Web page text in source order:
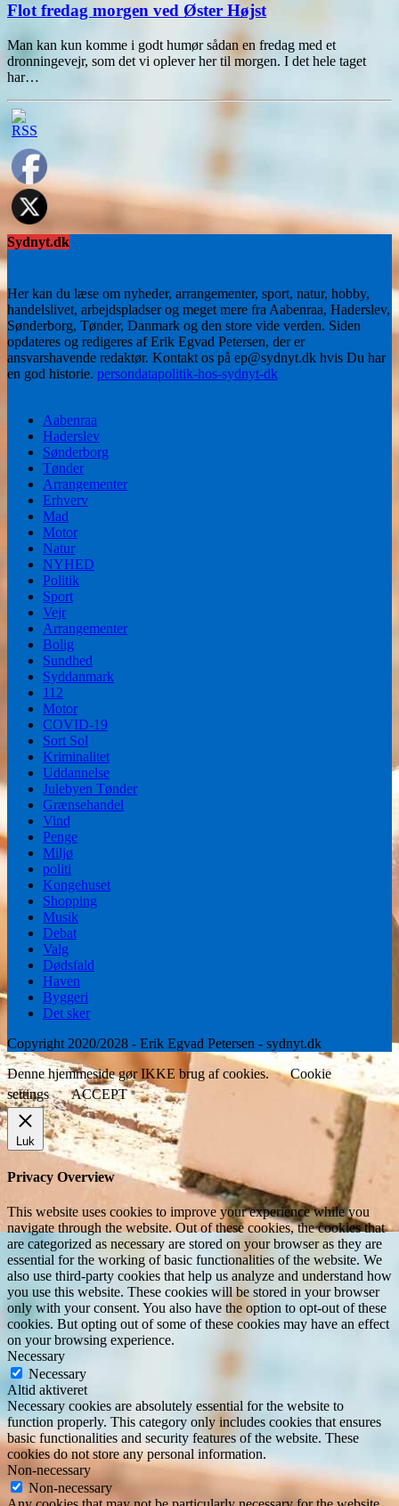
Flot fredag morgen ved Øster Højst
Man kan kun komme i godt humør sådan en fredag med et
dronningevejr, som det vi oplever her til morgen. I det hele taget
har…
Sydnyt.dk
Her kan du læse om nyheder, arrangementer, sport, natur, hobby,
handelslivet, arbejdspladser og meget mere fra Aabenraa, Haderslev,
Sønderborg, Tønder, Danmark og den store vide verden. Siden
opdateres og redigeres af Erik Egvad Petersen, der er
ansvarshavende redaktør. Kontakt os på ep@sydnyt.dk hvis Du har
en god historie. persondatapolitik-hos-sydnyt-dk
Aabenraa
Haderslev
Sønderborg
Tønder
Arrangementer
Erhverv
Mad
Motor
Natur
NYHED
Politik
Sport
Vejr
Arrangementer
Bolig
Sundhed
Syddanmark
112
Motor
COVID-19
Sort Sol
Kriminalitet
Uddannelse
Julebyen Tønder
Grænsehandel
Vind
Penge
Miljø
politi
Kongehuset
Shopping
Musik
Debat
Valg
Dødsfald
Haven
Byggeri
Det sker
Copyright 2020/2028 - Erik Egvad Petersen - sydnyt.dk
Denne hjemmeside gør IKKE brug af cookies.
Cookie
settings
ACCEPT
Luk
Privacy Overview
This website uses cookies to improve your experience while you
navigate through the website. Out of these cookies, the cookies that
are categorized as necessary are stored on your browser as they are
essential for the working of basic functionalities of the website. We
also use third-party cookies that help us analyze and understand how
you use this website. These cookies will be stored in your browser
only with your consent. You also have the option to opt-out of these
cookies. But opting out of some of these cookies may have an effect
on your browsing experience.
Necessary
Necessary
Altid aktiveret
Necessary cookies are absolutely essential for the website to
function properly. This category only includes cookies that ensures
basic functionalities and security features of the website. These
cookies do not store any personal information.
Non-necessary
Non-necessary